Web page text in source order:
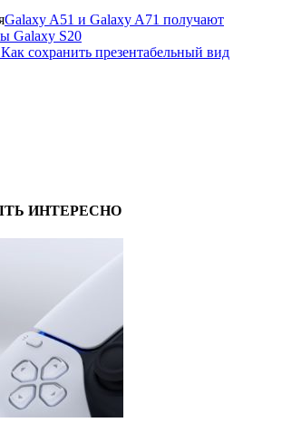
Galaxy A51 и Galaxy A71 получают
Galaxy S20
Как сохранить презентабельный вид
ИНТЕРЕСНО